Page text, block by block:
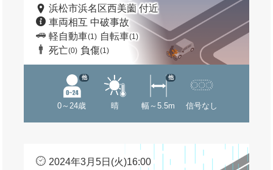
浜松市浜名区西美薗 付近
車両相互 中破事故
軽自動車(1) 自転車(1)
死亡(0) 負傷(1)
0～24歳
他
晴 幅～5.5m
他
信号なし
2024年3月5日(火)16:00